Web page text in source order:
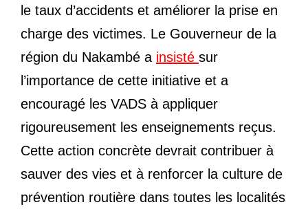
le taux d’accidents et améliorer la prise en
charge des victimes. Le Gouverneur de la
région du Nakambé a insisté sur
l’importance de cette initiative et a
encouragé les VADS à appliquer
rigoureusement les enseignements reçus.
Cette action concrète devrait contribuer à
sauver des vies et à renforcer la culture de
prévention routière dans toutes les localités